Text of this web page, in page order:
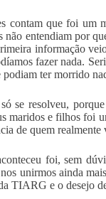
contam que foi um
não entendiam por
informação
fazer nada.
ter morrido
se resolveu,
maridos e filhos foi
de quem
foi, sem
unirmos ainda
TIARG e o desejo